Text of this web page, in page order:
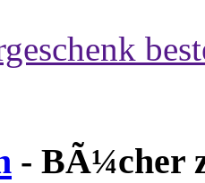
- BÃ¼cher